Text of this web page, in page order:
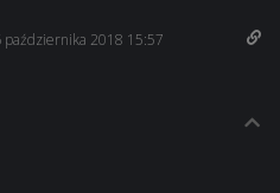
października 2018 15:57